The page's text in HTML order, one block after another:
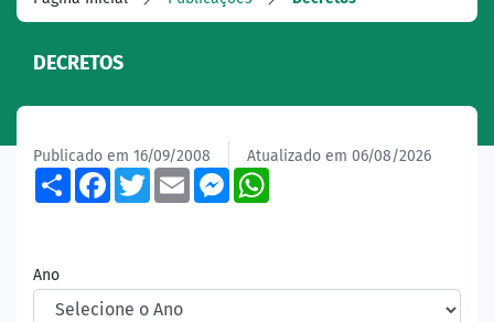
DECRETOS
Publicado em 16/09/2008 Atualizado em 06/08/2026
ShareFacebook
TwitterEmailMessenger
Ano